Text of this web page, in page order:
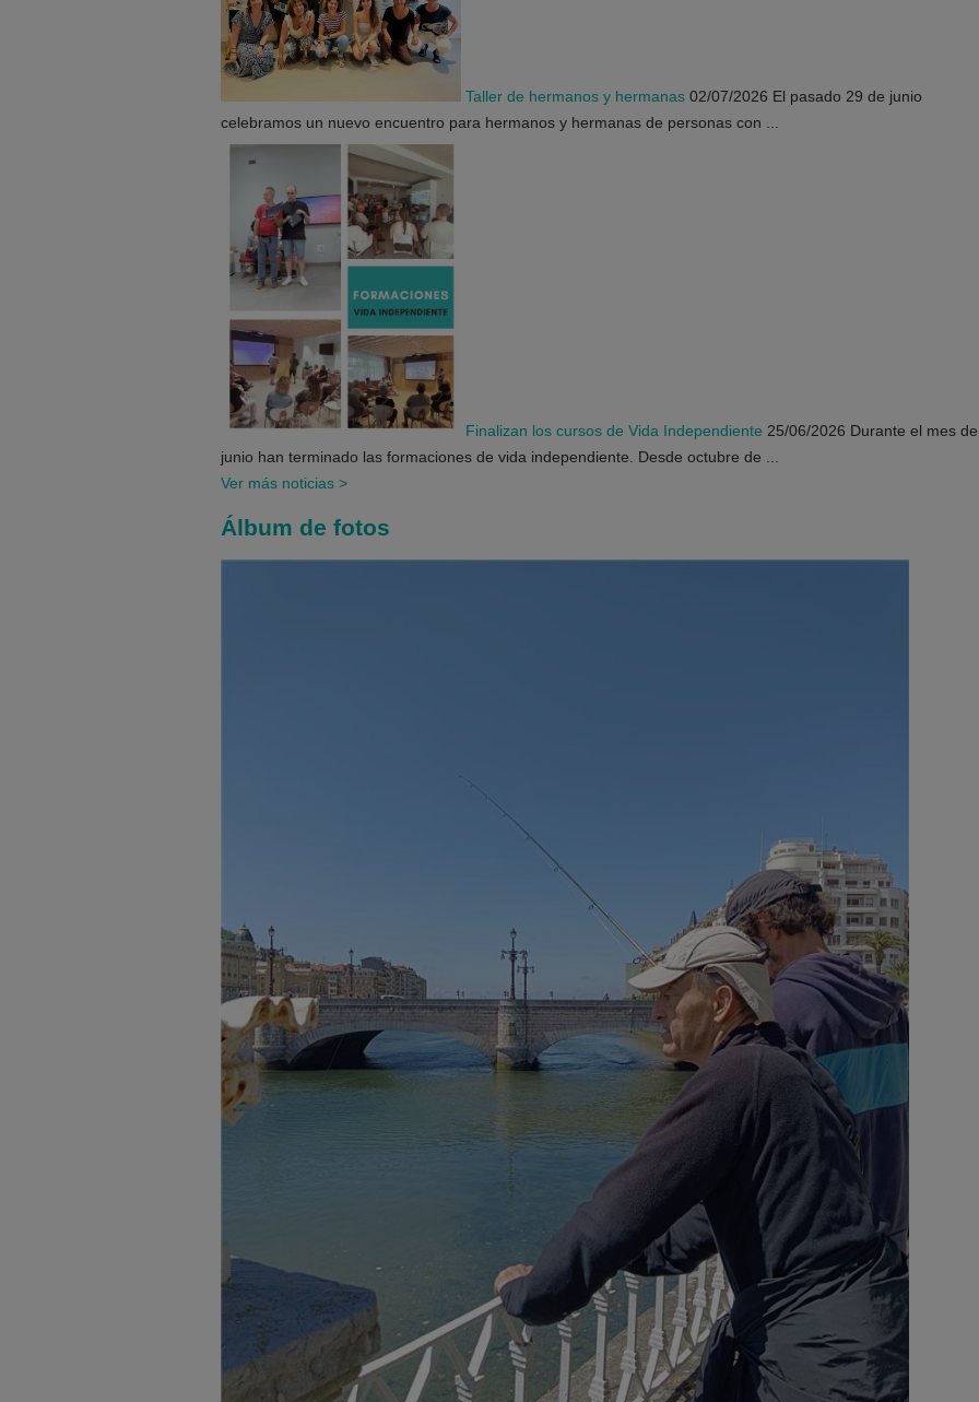
Taller de hermanos y hermanas 02/07/2026 El pasado 29 de junio
celebramos un nuevo encuentro para hermanos y hermanas de personas con ...
Finalizan los cursos de Vida Independiente 25/06/2026 Durante el mes de
junio han terminado las formaciones de vida independiente. Desde octubre de ...
Ver más noticias >
Álbum de fotos